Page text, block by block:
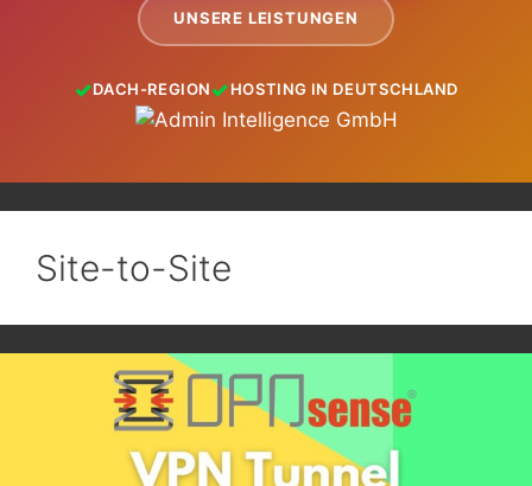
UNSERE LEISTUNGEN
DACH-REGION HOSTING IN DEUTSCHLAND
Site-to-Site